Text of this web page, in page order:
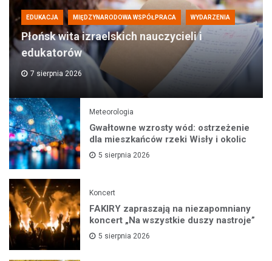
EDUKACJA MIĘDZYNARODOWA WSPÓŁPRACA WYDARZENIA
Płońsk wita izraelskich nauczycieli i
edukatorów
7 sierpnia 2026
Meteorologia
Gwałtowne wzrosty wód: ostrzeżenie
dla mieszkańców rzeki Wisły i okolic
5 sierpnia 2026
Koncert
FAKIRY zapraszają na niezapomniany
koncert „Na wszystkie duszy nastroje”
5 sierpnia 2026